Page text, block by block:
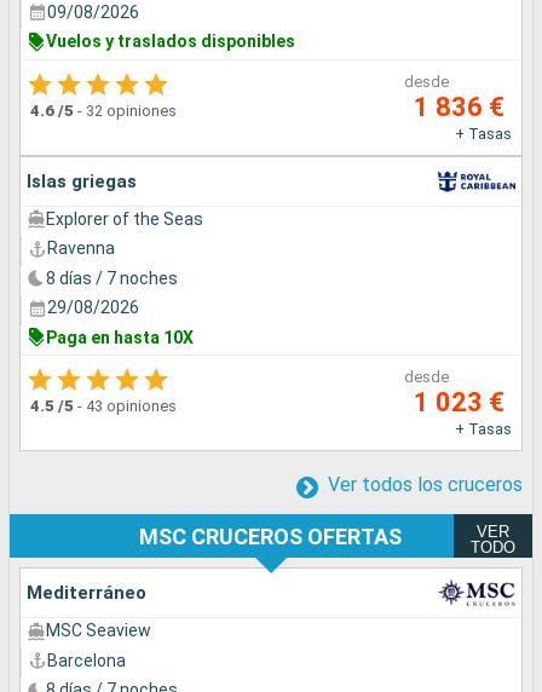
09/08/2026
Vuelos y traslados disponibles
4.6 /5 - 32 opiniones
desde
1 836 €
+ Tasas
Islas griegas
Explorer of the Seas
Ravenna
8 días / 7 noches
29/08/2026
Paga en hasta 10X
4.5 /5 - 43 opiniones
desde
1 023 €
+ Tasas
Ver todos los cruceros
MSC CRUCEROS OFERTAS
VER
TODO
Mediterráneo
MSC Seaview
Barcelona